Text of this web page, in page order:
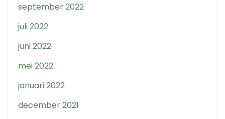
september 2022
juli 2022
juni 2022
mei 2022
januari 2022
december 2021